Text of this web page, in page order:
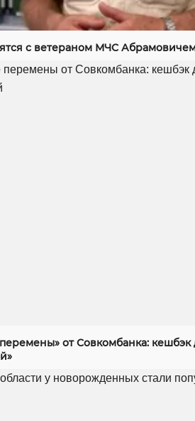
с ветераном МЧС
от Совкомбанка: кешбэк